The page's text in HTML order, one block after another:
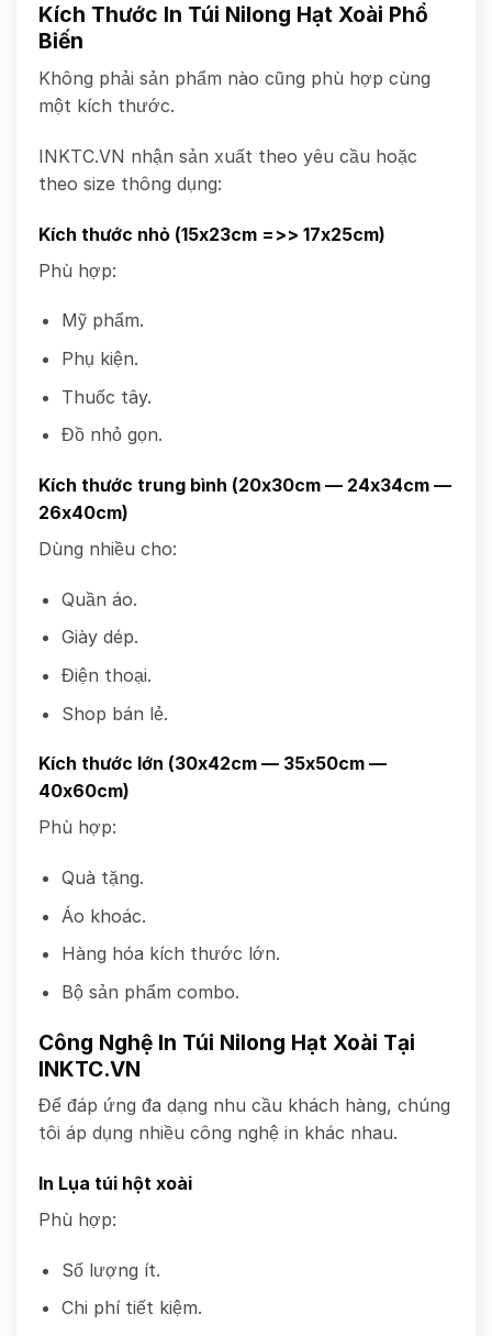
Kích Thước In Túi Nilong Hạt Xoài Phổ
Biến
Không phải sản phẩm nào cũng phù hợp cùng
một kích thước.
INKTC.VN nhận sản xuất theo yêu cầu hoặc
theo size thông dụng:
Kích thước nhỏ (15x23cm =>> 17x25cm)
Phù hợp:
Mỹ phẩm.
Phụ kiện.
Thuốc tây.
Đồ nhỏ gọn.
Kích thước trung bình (20x30cm — 24x34cm —
26x40cm)
Dùng nhiều cho:
Quần áo.
Giày dép.
Điện thoại.
Shop bán lẻ.
Kích thước lớn (30x42cm — 35x50cm —
40x60cm)
Phù hợp:
Quà tặng.
Áo khoác.
Hàng hóa kích thước lớn.
Bộ sản phẩm combo.
Công Nghệ In Túi Nilong Hạt Xoài Tại
INKTC.VN
Để đáp ứng đa dạng nhu cầu khách hàng, chúng
tôi áp dụng nhiều công nghệ in khác nhau.
In Lụa túi hột xoài
Phù hợp:
Số lượng ít.
Chi phí tiết kiệm.